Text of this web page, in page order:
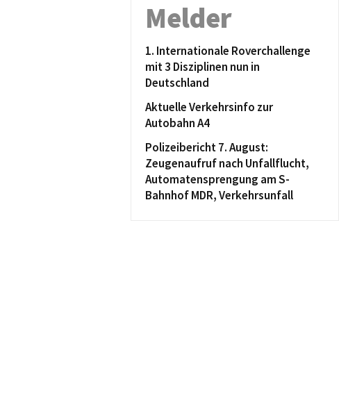
Melder
1. Internationale Roverchallenge
mit 3 Disziplinen nun in
Deutschland
Aktuelle Verkehrsinfo zur
Autobahn A4
Polizeibericht 7. August:
Zeugenaufruf nach Unfallflucht,
Automatensprengung am S-
Bahnhof MDR, Verkehrsunfall